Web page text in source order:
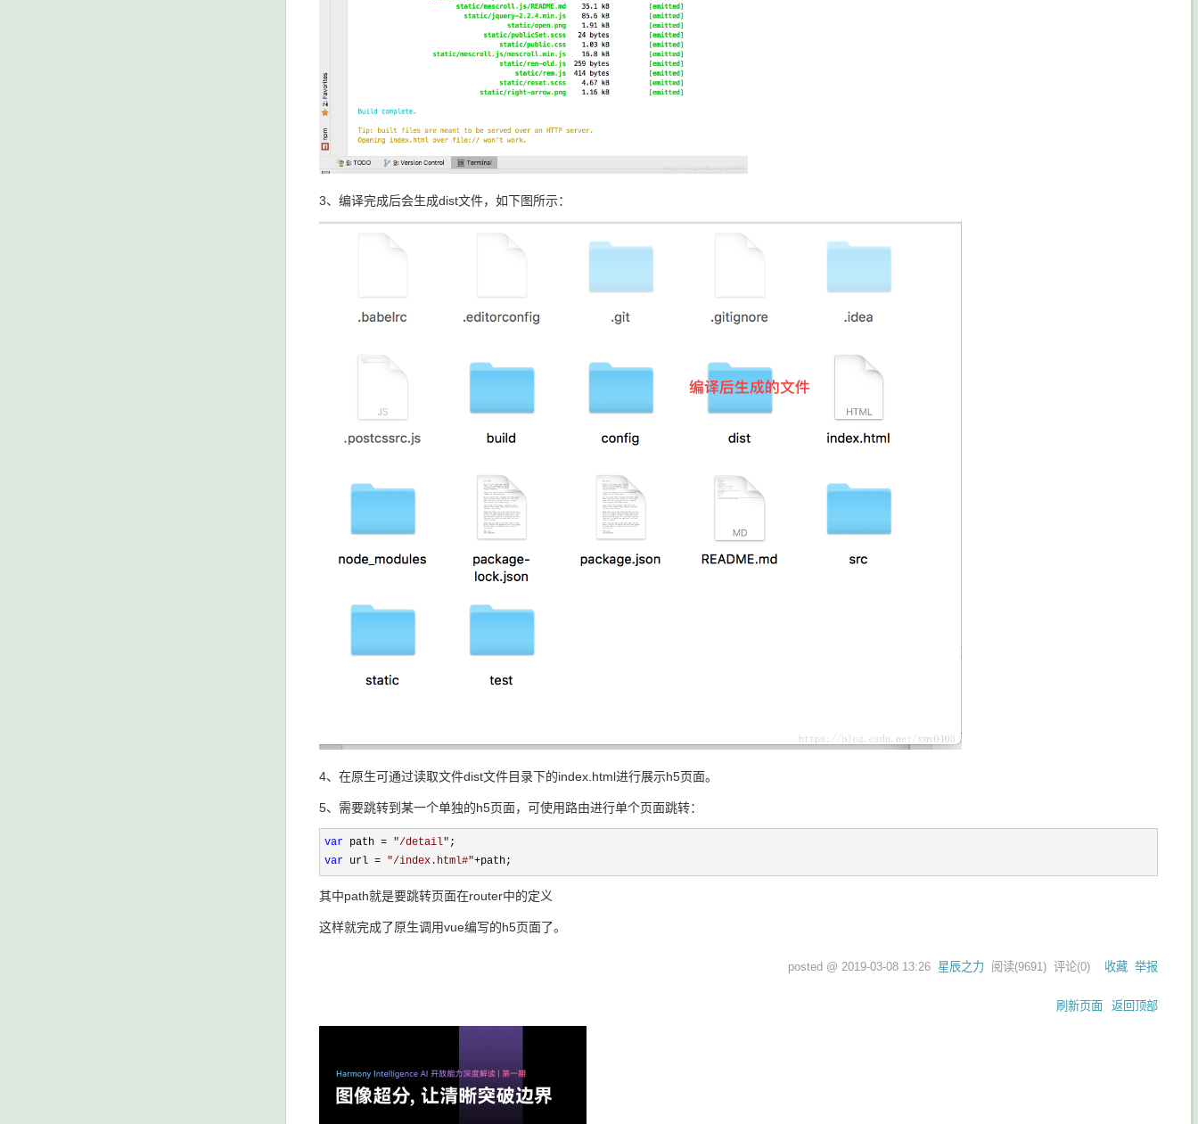
3、编译完成后会生成dist文件，如下图所示：
4、在原生可通过读取文件dist文件目录下的index.html进行展示h5页面。
5、需要跳转到某一个单独的h5页面，可使用路由进行单个页面跳转：
var path = "/detail"
var url = "/index.html#"+path;
其中path就是要跳转页面在router中的定义
这样就完成了原生调用vue编写的h5页面了。
posted @ 2019-03-08 13:26 星辰之力 阅读(9691) 评论(0) 收藏 举报
刷新页面 返回顶部